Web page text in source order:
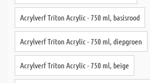
Acrylverf Triton Acrylic - 750 ml, basisrood
Acrylverf Triton Acrylic - 750 ml, diepgroen
Acrylverf Triton Acrylic - 750 ml, beige